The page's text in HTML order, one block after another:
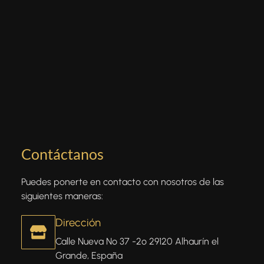
Contáctanos
Puedes ponerte en contacto con nosotros de las
siguientes maneras:
Dirección
Calle Nueva Nº 37 -2º 29120 Alhaurín el
Grande, España